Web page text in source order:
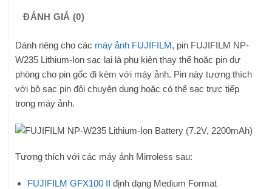
ĐÁNH GIÁ (0)
Dành riêng cho các máy ảnh FUJIFILM, pin FUJIFILM NP-
W235 Lithium-Ion sạc lại là phụ kiện thay thế hoặc pin dự
phòng cho pin gốc đi kèm với máy ảnh. Pin này tương thích
với bộ sạc pin đôi chuyên dụng hoặc có thể sạc trực tiếp
trong máy ảnh.
Tương thích với các máy ảnh Mirroless sau:
FUJIFILM GFX100 II định dạng Medium Format